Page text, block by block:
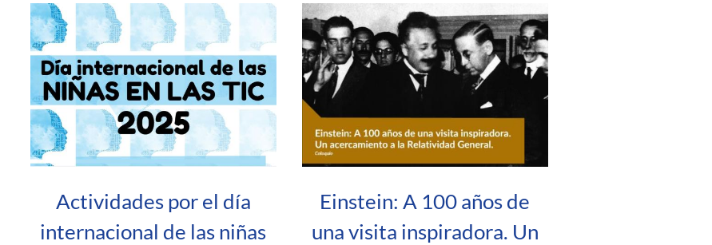
Actividades por el día
internacional de las niñas
Einstein: A 100 años de
una visita inspiradora. Un